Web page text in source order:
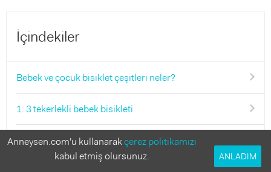
İçindekiler
Bebek ve çocuk bisiklet çeşitleri neler?
1. 3 tekerlekli bebek bisikleti
Taşıma kapasitesi kaç kg?
Anneysen.com'u kullanarakçerez politikamızı
kabul etmiş olursunuz.
ANLADIM